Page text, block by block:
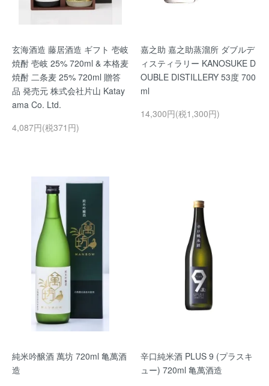
玄海酒造 藤居酒造 ギフト 壱岐
焼酎 壱岐 25% 720ml & 本格麦
焼酎 二条麦 25% 720ml 贈答
品 発売元 株式会社片山 Katay
ama Co. Ltd.
4,087円(税371円)
嘉之助 嘉之助蒸溜所 ダブルデ
ィスティラリー KANOSUKE D
OUBLE DISTILLERY 53度 700
ml
14,300円(税1,300円)
純米吟醸酒 萬坊 720ml 亀萬酒
造
辛口純米酒 PLUS 9 (プラスキ
ュー) 720ml 亀萬酒造